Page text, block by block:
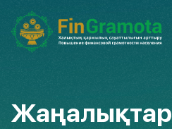
Жаңалықтар